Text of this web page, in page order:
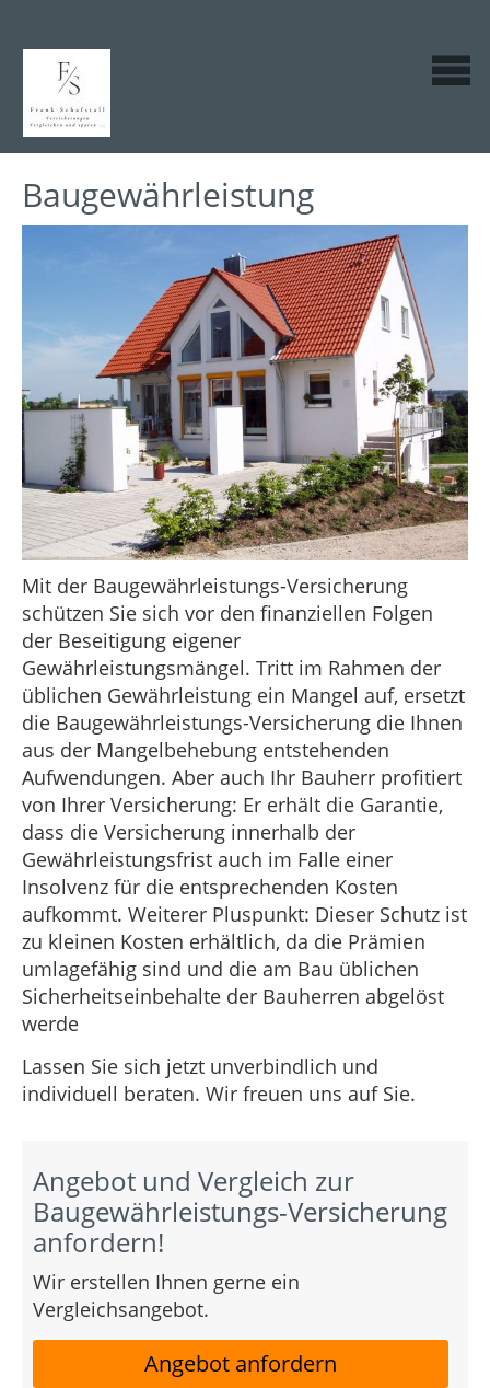
Baugewährleistung
Mit der Baugewährleistungs-Versicherung
schützen Sie sich vor den finanziellen Folgen
der Beseitigung eigener
Gewährleistungsmängel. Tritt im Rahmen der
üblichen Gewährleistung ein Mangel auf, ersetzt
die Baugewährleistungs-Versicherung die Ihnen
aus der Mangelbehebung entstehenden
Aufwendungen. Aber auch Ihr Bauherr profitiert
von Ihrer Versicherung: Er erhält die Garantie,
dass die Versicherung innerhalb der
Gewährleistungsfrist auch im Falle einer
Insolvenz für die entsprechenden Kosten
aufkommt. Weiterer Pluspunkt: Dieser Schutz ist
zu kleinen Kosten erhältlich, da die Prämien
umlagefähig sind und die am Bau üblichen
Sicherheitseinbehalte der Bauherren abgelöst
werde
Lassen Sie sich jetzt unverbindlich und
individuell beraten. Wir freuen uns auf Sie.
Angebot und Vergleich zur
Baugewährleistungs-Versicherung
anfordern!
Wir erstellen Ihnen gerne ein
Vergleichsangebot.
Angebot anfordern